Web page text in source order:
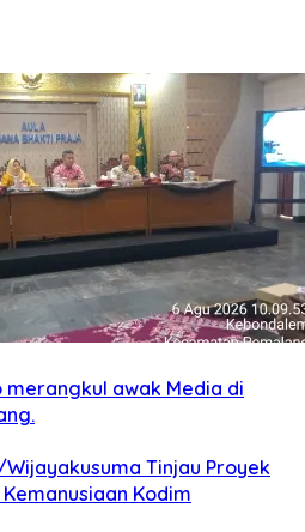
merangkul awak Media di
Tinjau Proyek
Kodim